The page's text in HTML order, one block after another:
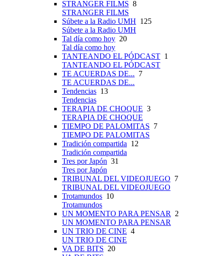
STRANGER FILMS 8
STRANGER FILMS
Súbete a la Radio UMH 125
Súbete a la Radio UMH
Tal día como hoy 20
Tal día como hoy
TANTEANDO EL PÓDCAST 1
TANTEANDO EL PÓDCAST
TE ACUERDAS DE... 7
TE ACUERDAS DE...
Tendencias 13
Tendencias
TERAPIA DE CHOQUE 3
TERAPIA DE CHOQUE
TIEMPO DE PALOMITAS 7
TIEMPO DE PALOMITAS
Tradición compartida 12
Tradición compartida
Tres por Japón 31
Tres por Japón
TRIBUNAL DEL VIDEOJUEGO 7
TRIBUNAL DEL VIDEOJUEGO
Trotamundos 10
Trotamundos
UN MOMENTO PARA PENSAR
2
UN MOMENTO PARA PENSAR
UN TRIO DE CINE 4
UN TRIO DE CINE
VA DE BITS 20